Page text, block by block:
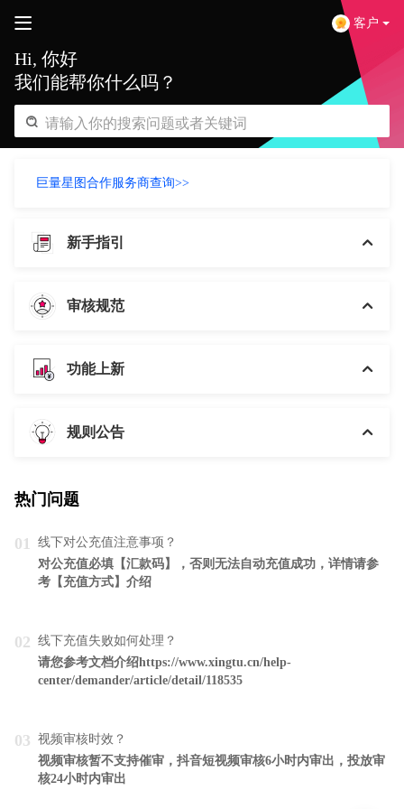
客户
Hi, 你好
我们能帮你什么吗？
巨量星图合作服务商查询>>
新手指引
审核规范
功能上新
规则公告
热门问题
01 线下对公充值注意事项？
对公充值必填【汇款码】，否则无法自动充值成功，详情请参
考【充值方式】介绍
02 线下充值失败如何处理？
请您参考文档介绍https://www.xingtu.cn/help-
center/demander/article/detail/118535
03 视频审核时效？
视频审核暂不支持催审，抖音短视频审核6小时内审出，投放审
核24小时内审出